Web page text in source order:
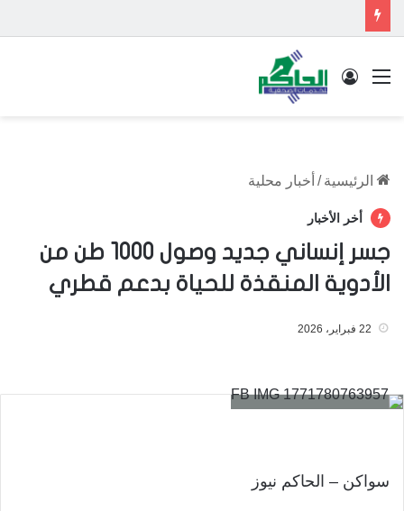
القائمة تسجيل الدخول
الرئيسية / أخبار محلية
أخر الأخبار
جسر إنساني جديد وصول 1000 طن من
الأدوية المنقذة للحياة بدعم قطري
22 فبراير، 2026
سواكن – الحاكم نيوز